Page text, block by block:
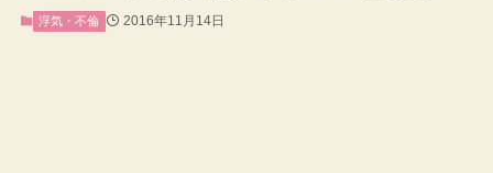
浮気・不倫 2016年11月14日